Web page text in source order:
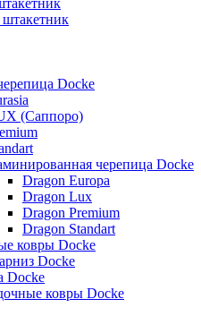
Docke
(Саппоро)
черепица Docke
Dragon Europa
Dragon Lux
Dragon Premium
Dragon Standart
ковры Docke
Docke
Docke
ковры Docke